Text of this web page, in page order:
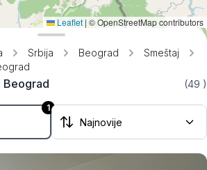
Srbija Beograd
Smeštaj
Beograd (49 )
1
Leaflet | © OpenStreetMap contributors